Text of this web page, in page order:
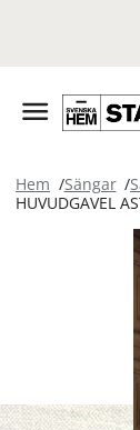
Hem Sängar
HUVUDGAVEL